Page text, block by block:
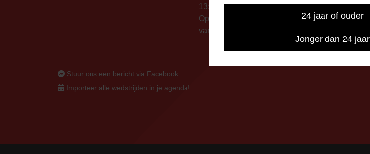
24 jaar of ouder
Jonger dan 24 jaar
13:00 - 17:00 uur
Op thuiswedstrijddagen bereikbaar
vanaf 13:00 - 20:00 uur
Stuur ons een bericht via Facebook
Importeer alle wedstrijden in je agenda!